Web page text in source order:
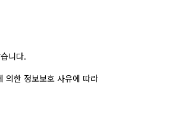
니다.
의한 정보보호 사유에 따라